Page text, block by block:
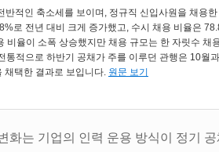
반적인 축소세를 보이며, 정규직 신입사원을 채용
로 전년 대비 크게 증가했고, 수시 채용 비율은
비율이 소폭 상승했지만 채용 규모는 한 자릿수
통적으로 하반기 공채가 주를 이루던 관행은 10월
채택한 결과로 보입니다. 원문 보기
화는 기업의 인력 운용 방식이 정기